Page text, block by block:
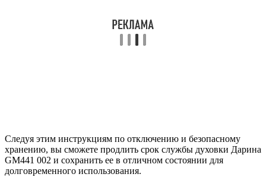
Следуя этим инструкциям по отключению и безопасному
хранению, вы сможете продлить срок службы духовки Дарина
GM441 002 и сохранить ее в отличном состоянии для
долговременного использования.